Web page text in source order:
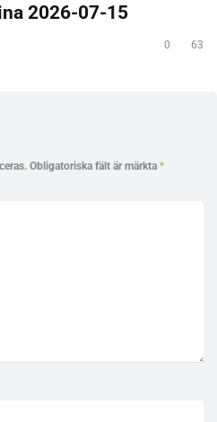
2026-07-15
0 63
Obligatoriska fält är märkta *